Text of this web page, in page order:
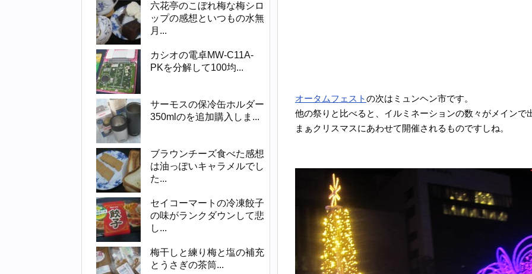
オータムフェストの次はミュンヘン市です。
他の祭りと比べると、イルミネーションの数々がメインで
まぁクリスマスにあわせて開催されるものですしね。
六花亭のこぼれ梅な梅シロ
ップの感想といつもの水無
月...
カシオの電卓MW-C11A-
PKを分解して100均...
サーモスの保冷缶ホルダー
350mlのを追加購入しま...
ブラウンチーズ食べた感想
は油っぽいキャラメルでし
た...
セイコーマートの冷凍餃子
の味がランクダウンして悲
し...
梅干しと練り梅と塩の補充
とうさぎの茶筒...